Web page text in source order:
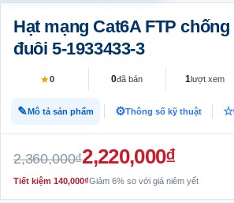
Hạt mạng Cat6A FTP
đuôi 5-1933433-3
★0 0đã bán 1lượt xem
Mô tả sản phẩm Thông số kỹ thuật
2,360,000₫
Giá gốc là: 2,360,000₫.
2,220,000₫
Giá hiện tại là: 2,220,000₫.
Tiết kiệm 140,000₫Giảm 6% so với giá niêm yết